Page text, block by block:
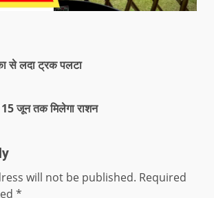
से लदा ट्रक पलटा
15 जून तक मिलेगा राशन
will not be published. Required
*